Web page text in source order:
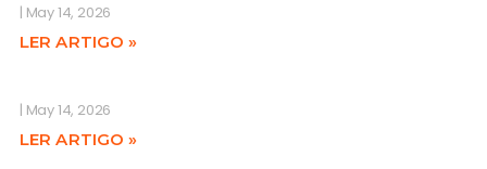
May 14, 2026
LER ARTIGO »
May 14, 2026
LER ARTIGO »